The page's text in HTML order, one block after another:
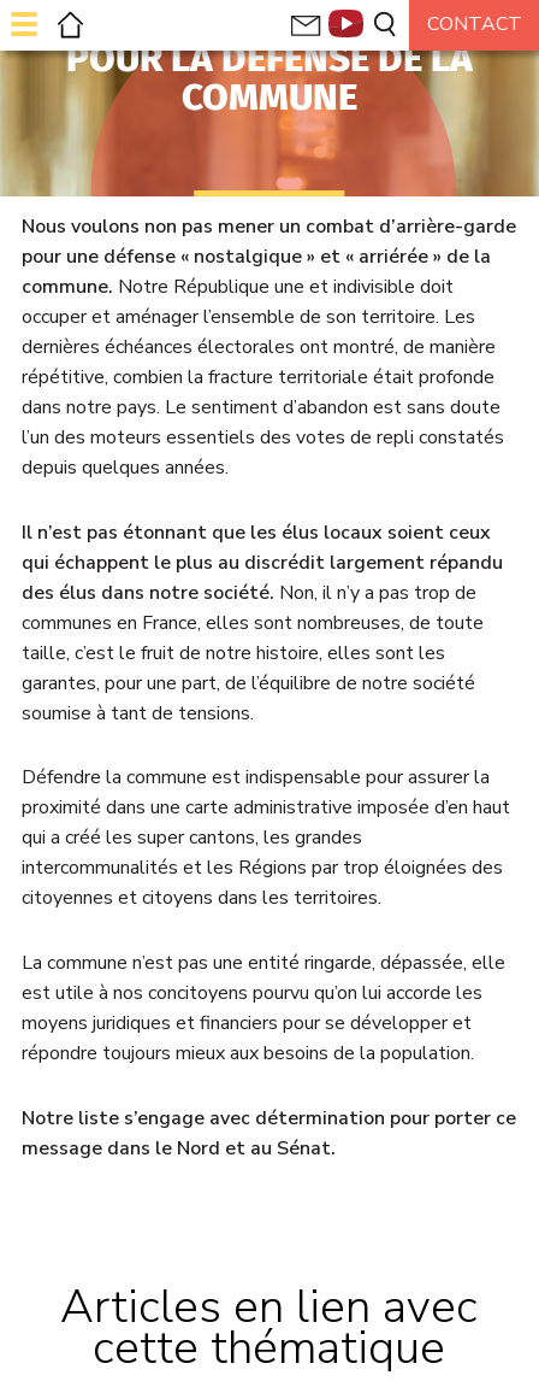
POUR LA DÉFENSE DE LA
COMMUNE
Nous voulons non pas mener un combat d’arrière-garde
pour une défense « nostalgique » et « arriérée » de la
commune. Notre République une et indivisible doit
occuper et aménager l’ensemble de son territoire. Les
dernières échéances électorales ont montré, de manière
répétitive, combien la fracture territoriale était profonde
dans notre pays. Le sentiment d’abandon est sans doute
l’un des moteurs essentiels des votes de repli constatés
depuis quelques années.
Il n’est pas étonnant que les élus locaux soient ceux
qui échappent le plus au discrédit largement répandu
des élus dans notre société. Non, il n’y a pas trop de
communes en France, elles sont nombreuses, de toute
taille, c’est le fruit de notre histoire, elles sont les
garantes, pour une part, de l’équilibre de notre société
soumise à tant de tensions.
Défendre la commune est indispensable pour assurer la
proximité dans une carte administrative imposée d’en haut
qui a créé les super cantons, les grandes
intercommunalités et les Régions par trop éloignées des
citoyennes et citoyens dans les territoires.
La commune n’est pas une entité ringarde, dépassée, elle
est utile à nos concitoyens pourvu qu’on lui accorde les
moyens juridiques et financiers pour se développer et
répondre toujours mieux aux besoins de la population.
Notre liste s’engage avec détermination pour porter ce
message dans le Nord et au Sénat.
Articles en lien avec
cette thématique